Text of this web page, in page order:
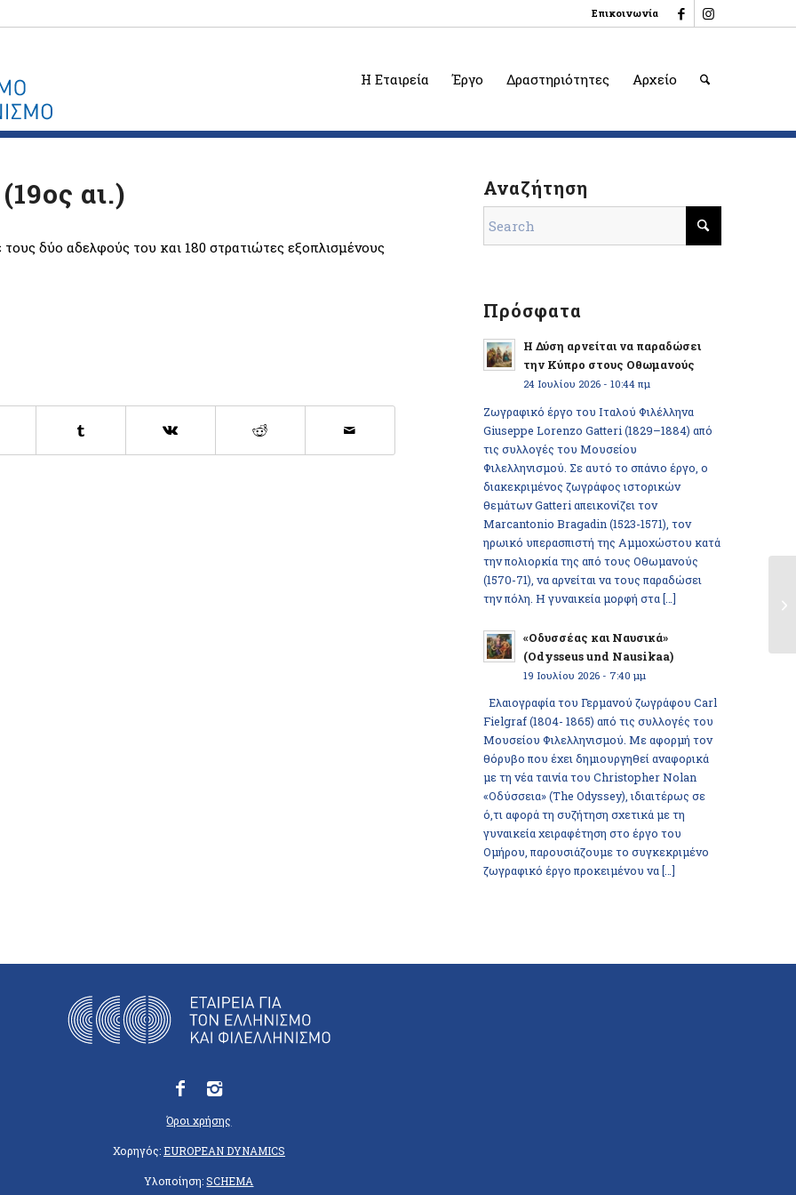
Επικοινωνία
Η Εταιρεία Έργο Δραστηριότητες Αρχείο
αι.)
δύο αδελφούς του και 180 στρατιώτες εξοπλισμένους
Αναζήτηση
Πρόσφατα
Η Δύση αρνείται να παραδώσει
την Κύπρο στους Οθωμανούς
24 Ιουλίου 2026 - 10:44 πμ
Ζωγραφικό έργο του Ιταλού Φιλέλληνα
Giuseppe Lorenzo Gatteri (1829–1884) από
τις συλλογές του Μουσείου
Φιλελληνισμού. Σε αυτό το σπάνιο έργο, ο
διακεκριμένος ζωγράφος ιστορικών
θεμάτων Gatteri απεικονίζει τον
Marcantonio Bragadin (1523-1571), τον
ηρωικό υπερασπιστή της Αμμοχώστου κατά
την πολιορκία της από τους Οθωμανούς
(1570-71), να αρνείται να τους παραδώσει
την πόλη. Η γυναικεία μορφή στα […]
«Οδυσσέας και Ναυσικά»
(Odysseus und Nausikaa)
19 Ιουλίου 2026 - 7:40 μμ
Ελαιογραφία του Γερμανού ζωγράφου Carl
Fielgraf (1804- 1865) από τις συλλογές του
Μουσείου Φιλελληνισμού. Με αφορμή τον
θόρυβο που έχει δημιουργηθεί αναφορικά
με τη νέα ταινία του Christopher Nolan
«Οδύσσεια» (The Odyssey), ιδιαιτέρως σε
ό,τι αφορά τη συζήτηση σχετικά με τη
γυναικεία χειραφέτηση στο έργο του
Ομήρου, παρουσιάζουμε το συγκεκριμένο
ζωγραφικό έργο προκειμένου να […]
Όροι χρήσης
Χορηγός:EUROPEAN DYNAMICS
Υλοποίηση:SCHEMA